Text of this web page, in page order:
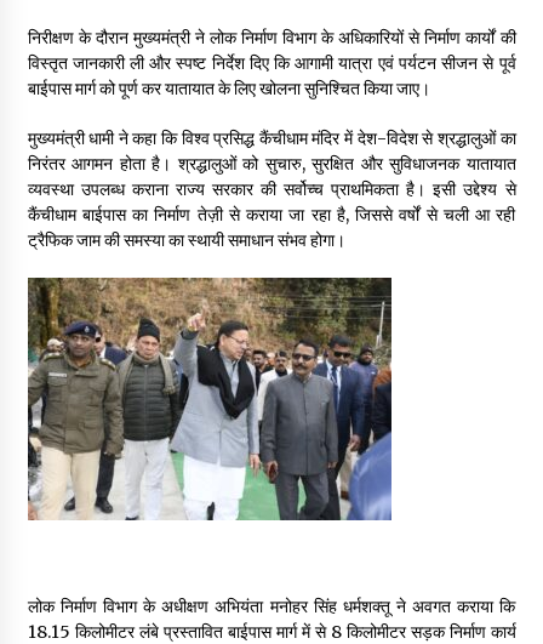
Thought Of The Day 11 May
Thought Of The Day 10 May
May 10, 2022
Thought Of The Day 9 May
May 9, 2022
निरीक्षण के दौरान मुख्यमंत्री ने लोक निर्माण विभाग के अधिकारियों से निर्माण कार्यों की
विस्तृत जानकारी ली और स्पष्ट निर्देश दिए कि आगामी यात्रा एवं पर्यटन सीजन से पूर्व
बाईपास मार्ग को पूर्ण कर यातायात के लिए खोलना सुनिश्चित किया जाए।
मुख्यमंत्री धामी ने कहा कि विश्व प्रसिद्ध कैंचीधाम मंदिर में देश-विदेश से श्रद्धालुओं का
निरंतर आगमन होता है। श्रद्धालुओं को सुचारु, सुरक्षित और सुविधाजनक यातायात
व्यवस्था उपलब्ध कराना राज्य सरकार की सर्वोच्च प्राथमिकता है। इसी उद्देश्य से
कैंचीधाम बाईपास का निर्माण तेज़ी से कराया जा रहा है, जिससे वर्षों से चली आ रही
ट्रैफिक जाम की समस्या का स्थायी समाधान संभव होगा।
लोक निर्माण विभाग के अधीक्षण अभियंता मनोहर सिंह धर्मशक्तू ने अवगत कराया कि
18.15 किलोमीटर लंबे प्रस्तावित बाईपास मार्ग में से 8 किलोमीटर सड़क निर्माण कार्य